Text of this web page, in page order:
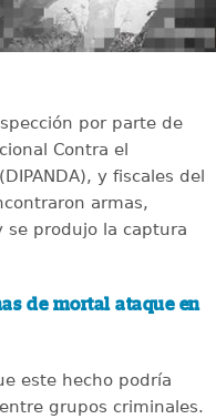
por parte de
Contra el
y fiscales del
armas,
se produjo la captura
de mortal ataque en
este hecho podría
grupos criminales.